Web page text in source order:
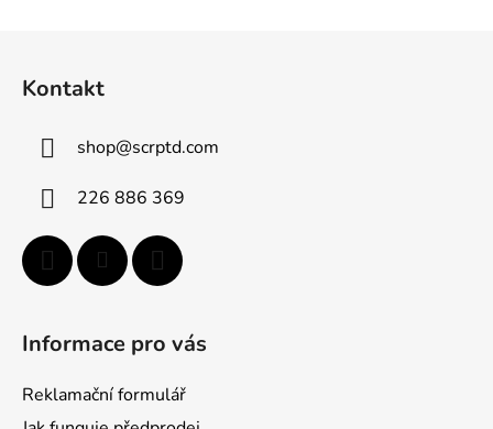
Kontakt
shop@scrptd.com
226 886 369
Informace pro vás
Reklamační formulář